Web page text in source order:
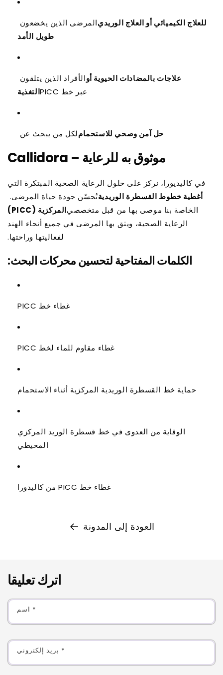
المرضى الذين يخضعونللعلاج الكيميائي أو العلاج الوريدي
طويل الأمد
الأفراد الذين يتلقونعلاجات بالمضادات الحيوية أو
التغذية
عبر خط PICC
لكل من يبحث عنحل آمن وصحي للاستحمام
Callidora – موثوق به للرعاية
في كاليديورا، نركز على حلول الرعاية الصحية المبتكرة التي
تُحسّن جودة حياة المرضى.أغطية خطوط القسطرة الوريدية
المركزية (PICC)الخاصة بنا موصى بها من قبل متخصصي
الرعاية الصحية، ويثق بها المرضى في جميع أنحاء الهند
لفعاليتها وراحتها.
الكلمات المفتاحية لتحسين محركات البحث:
غطاء خط PICC
غطاء مقاوم للماء لخط PICC
حماية خط القسطرة الوريدية المركزية أثناء الاستحمام
الوقاية من العدوى في خط قسطرة الوريد المركزي
المحيطي
غطاء خط PICC من كاليدورا
العودة إلى المدونة
اترك تعليقا
*
*